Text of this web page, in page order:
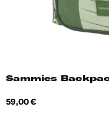
Sammies
Hind
59,00 €